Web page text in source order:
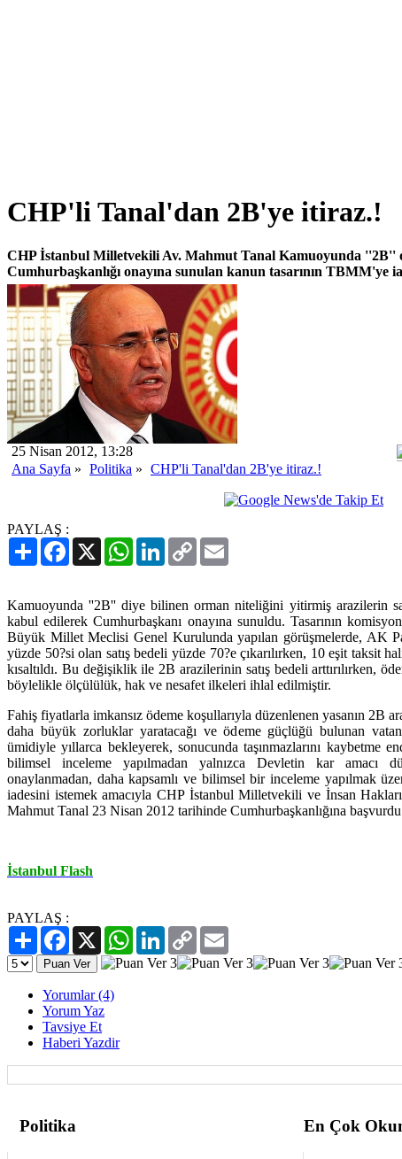
CHP'li Tanal'dan 2B'ye itiraz.!
CHP İstanbul Milletvekili Av. Mahmut Tanal Kamuoyunda ''2B''
Cumhurbaşkanlığı onayına sunulan kanun tasarının TBMM'ye
25 Nisan 2012, 13:28
Ana Sayfa » Politika » CHP'li Tanal'dan 2B'ye itiraz.!
PAYLAŞ :
PaylaşFacebook
X WhatsAppLinkedIn
Copy
Link
Kamuoyunda ''2B'' diye bilinen orman niteliğini yitirmiş arazilerin
kabul edilerek Cumhurbaşkanı onayına sunuldu. Tasarının
Büyük Millet Meclisi Genel Kurulunda yapılan görüşmelerde, AK
yüzde 50?si olan satış bedeli yüzde 70?e çıkarılırken, 10 eşit taksit
kısaltıldı. Bu değişiklik ile 2B arazilerinin satış bedeli arttırılırken,
böylelikle ölçülülük, hak ve nesafet ilkeleri ihlal edilmiştir.
Fahiş fiyatlarla imkansız ödeme koşullarıyla düzenlenen yasanın 2B
daha büyük zorluklar yaratacağı ve ödeme güçlüğü bulunan
ümidiyle yıllarca bekleyerek, sonucunda taşınmazlarını kaybetme
bilimsel inceleme yapılmadan yalnızca Devletin kar amacı
onaylanmadan, daha kapsamlı ve bilimsel bir inceleme yapılmak
iadesini istemek amacıyla CHP İstanbul Milletvekili ve İnsan
Mahmut Tanal 23 Nisan 2012 tarihinde Cumhurbaşkanlığına
İstanbul Flash
PAYLAŞ :
PaylaşFacebook
X WhatsAppLinkedIn
Copy
Link
Yorumlar (4)
Yorum Yaz
Tavsiye Et
Haberi Yazdir
Politika En Çok